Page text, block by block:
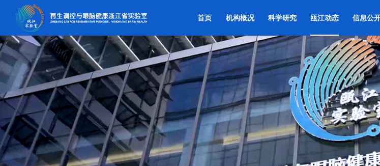
首页 机构概况 科学研究 瓯江动态 信息公